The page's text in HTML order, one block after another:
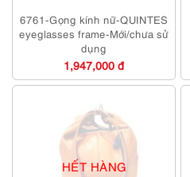
6761-Gọng kính nữ-QUINTES
eyeglasses frame-Mới/chưa sử
dụng
1,947,000 đ
HẾT HÀNG